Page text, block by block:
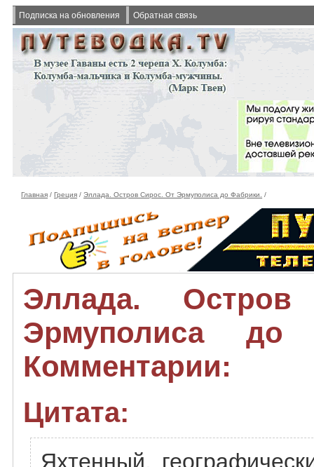
Подписка на обновления Обратная связь
Главная /Греция /Эллада. Остров Сирос. От Эрмуполиса до Фабрики. /
Эллада.
Эрмуполиса
Комментарии:
Цитата:
Яхтенный,